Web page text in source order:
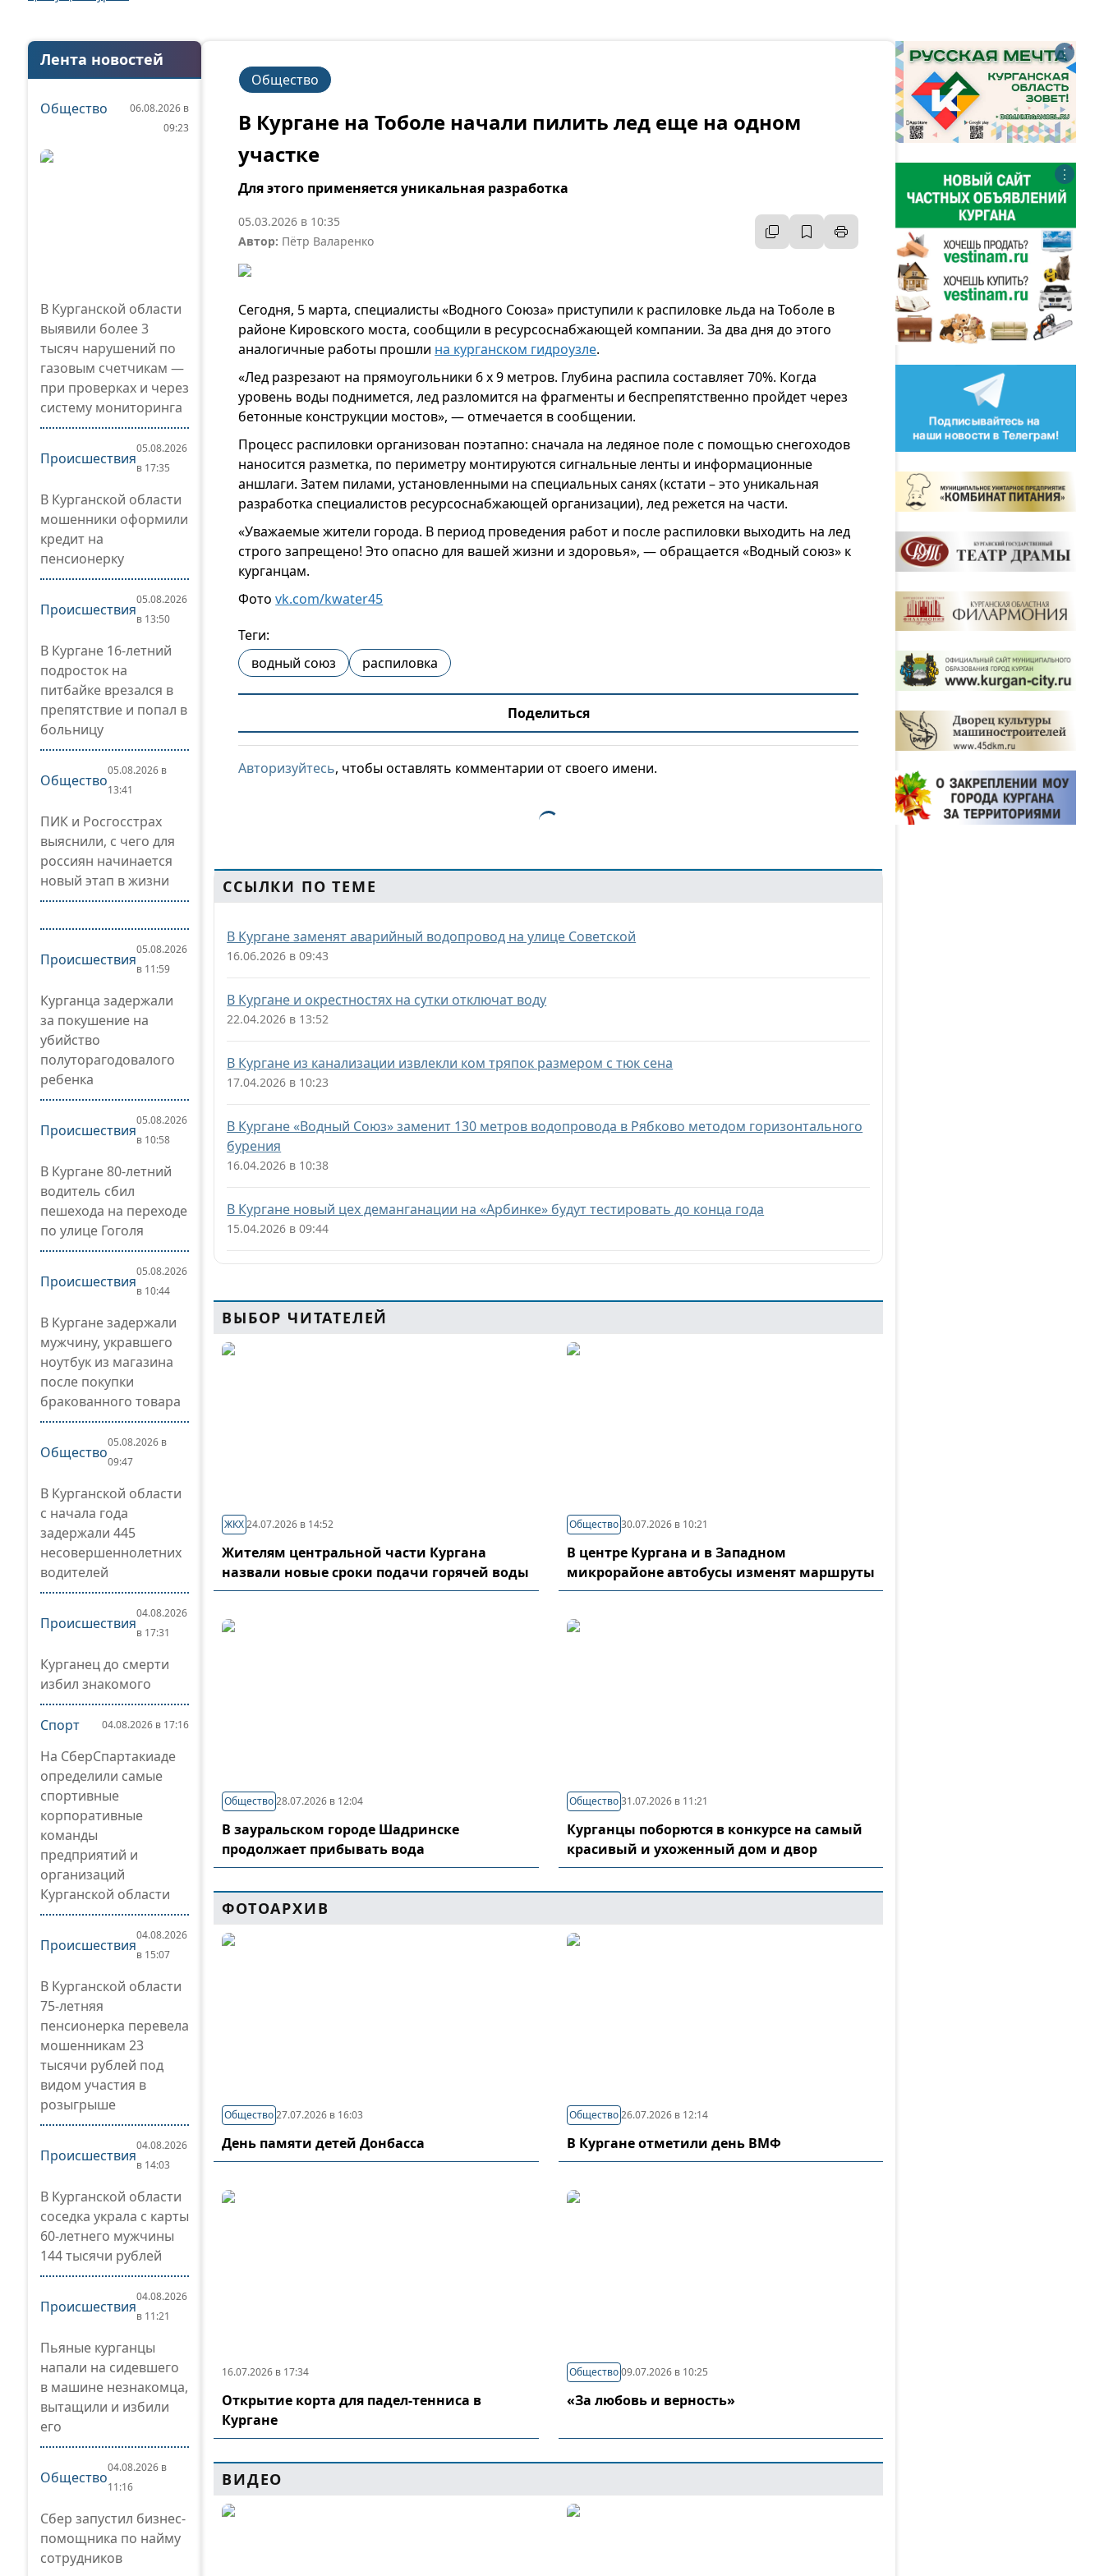
Лента новостей
Общество
06.08.2026 в
09:23
В Курганской области
выявили более 3
тысяч нарушений по
газовым счетчикам —
при проверках и через
систему мониторинга
Происшествия
05.08.2026
в 17:35
В Курганской области
мошенники оформили
кредит на
пенсионерку
Происшествия
05.08.2026
в 13:50
В Кургане 16-летний
подросток на
питбайке врезался в
препятствие и попал в
больницу
Общество
05.08.2026 в
13:41
ПИК и Росгосстрах
выяснили, с чего для
россиян начинается
новый этап в жизни
Происшествия
05.08.2026
в 11:59
Курганца задержали
за покушение на
убийство
полуторагодовалого
ребенка
Происшествия
05.08.2026
в 10:58
В Кургане 80-летний
водитель сбил
пешехода на переходе
по улице Гоголя
Происшествия
05.08.2026
в 10:44
В Кургане задержали
мужчину, укравшего
ноутбук из магазина
после покупки
бракованного товара
Общество
05.08.2026 в
09:47
В Курганской области
с начала года
задержали 445
несовершеннолетних
водителей
Происшествия
04.08.2026
в 17:31
Курганец до смерти
избил знакомого
Спорт 04.08.2026 в 17:16
На СберСпартакиаде
определили самые
спортивные
корпоративные
команды
предприятий и
организаций
Курганской области
Происшествия
04.08.2026
в 15:07
В Курганской области
75-летняя
пенсионерка перевела
мошенникам 23
тысячи рублей под
видом участия в
розыгрыше
Происшествия
04.08.2026
в 14:03
В Курганской области
соседка украла с карты
60-летнего мужчины
144 тысячи рублей
Происшествия
04.08.2026
в 11:21
Пьяные курганцы
напали на сидевшего
в машине незнакомца,
вытащили и избили
его
Общество
04.08.2026 в
11:16
Сбер запустил бизнес-
помощника по найму
сотрудников
Общество
В Кургане на Тоболе начали пилить лед еще на одном
участке
Для этого применяется уникальная разработка
05.03.2026 в 10:35
Автор: Пётр Валаренко
Сегодня, 5 марта, специалисты «Водного Союза» приступили к распиловке льда на Тоболе в
районе Кировского моста, сообщили в ресурсоснабжающей компании. За два дня до этого
аналогичные работы прошли на курганском гидроузле.
«Лед разрезают на прямоугольники 6 х 9 метров. Глубина распила составляет 70%. Когда
уровень воды поднимется, лед разломится на фрагменты и беспрепятственно пройдет через
бетонные конструкции мостов», — отмечается в сообщении.
Процесс распиловки организован поэтапно: сначала на ледяное поле с помощью снегоходов
наносится разметка, по периметру монтируются сигнальные ленты и информационные
аншлаги. Затем пилами, установленными на специальных санях (кстати – это уникальная
разработка специалистов ресурсоснабжающей организации), лед режется на части.
«Уважаемые жители города. В период проведения работ и после распиловки выходить на лед
строго запрещено! Это опасно для вашей жизни и здоровья», — обращается «Водный союз» к
курганцам.
Фотоvk.com/kwater45
Теги:
водный союз
распиловка
Поделиться
Авторизуйтесь, чтобы оставлять комментарии от своего имени.
ССЫЛКИ ПО ТЕМЕ
В Кургане заменят аварийный водопровод на улице Советской
16.06.2026 в 09:43
В Кургане и окрестностях на сутки отключат воду
22.04.2026 в 13:52
В Кургане из канализации извлекли ком тряпок размером с тюк сена
17.04.2026 в 10:23
В Кургане «Водный Союз» заменит 130 метров водопровода в Рябково методом горизонтального
бурения
16.04.2026 в 10:38
В Кургане новый цех деманганации на «Арбинке» будут тестировать до конца года
15.04.2026 в 09:44
ВЫБОР ЧИТАТЕЛЕЙ
ЖКХ24.07.2026 в 14:52
Жителям центральной части Кургана
назвали новые сроки подачи горячей воды
Общество 30.07.2026 в 10:21
В центре Кургана и в Западном
микрорайоне автобусы изменят маршруты
Общество28.07.2026 в 12:04
В зауральском городе Шадринске
продолжает прибывать вода
Общество 31.07.2026 в 11:21
Курганцы поборются в конкурсе на самый
красивый и ухоженный дом и двор
ФОТОАРХИВ
Общество27.07.2026 в 16:03
День памяти детей Донбасса
Общество 26.07.2026 в 12:14
В Кургане отметили день ВМФ
16.07.2026 в 17:34
Открытие корта для падел-тенниса в
Кургане
Общество 09.07.2026 в 10:25
«За любовь и верность»
ВИДЕО
⋮
⋮